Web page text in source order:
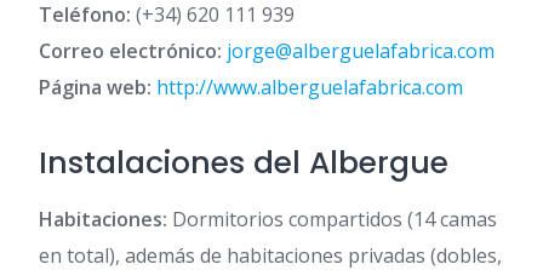
Teléfono: (+34) 620 111 939
Correo electrónico: jorge@alberguelafabrica.com
Página web: http://www.alberguelafabrica.com
Instalaciones del Albergue
Habitaciones: Dormitorios compartidos (14 camas
en total), además de habitaciones privadas (dobles,